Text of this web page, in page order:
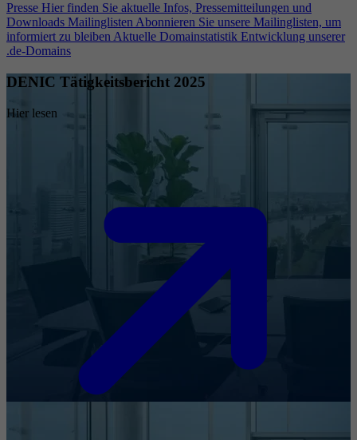
Presse Hier finden Sie aktuelle Infos, Pressemitteilungen und
Downloads Mailinglisten Abonnieren Sie unsere Mailinglisten, um
informiert zu bleiben Aktuelle Domainstatistik Entwicklung unserer
.de-Domains
DENIC Tätigkeitsbericht 2025
Hier lesen